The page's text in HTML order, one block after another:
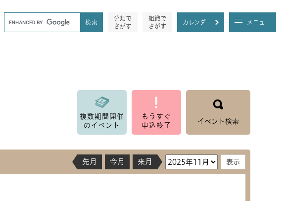
分類で
さがす
組織で
さがす
カレンダー メニュー
複数期間開催
のイベント
もうすぐ
申込終了
イベント検索
先月 今月 来月